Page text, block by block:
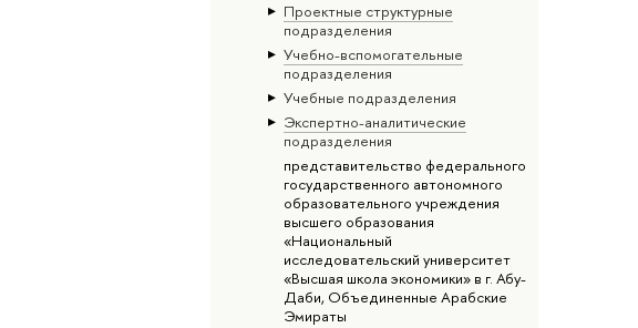
Проектные структурные
подразделения
Учебно-вспомогательные
подразделения
Учебные подразделения
Экспертно-аналитические
подразделения
представительство федерального
государственного автономного
образовательного учреждения
высшего образования
«Национальный
исследовательский университет
«Высшая школа экономики» в г. Абу-
Даби, Объединенные Арабские
Эмираты